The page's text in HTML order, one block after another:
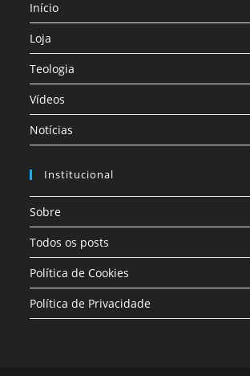
Início
Loja
Teologia
Vídeos
Notícias
Institucional
Sobre
Todos os posts
Política de Cookies
Política de Privacidade